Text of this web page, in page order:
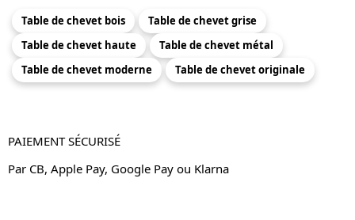
Table de chevet bois
Table de chevet grise
Table de chevet haute
Table de chevet métal
Table de chevet moderne
Table de chevet originale
PAIEMENT SÉCURISÉ
Par CB, Apple Pay, Google Pay ou Klarna